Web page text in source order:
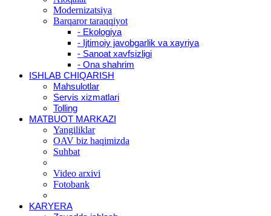
Modernizatsiya
Barqaror taraqqiyot
- Ekologiya
- Ijtimoiy javobgarlik va xayriya
- Sanoat xavfsizligi
- Ona shahrim
ISHLAB CHIQARISH
Mahsulotlar
Servis xizmatlari
Tolling
MATBUOT MARKAZI
Yangiliklar
OAV biz haqimizda
Suhbat
Video arxivi
Fotobank
KARYERA